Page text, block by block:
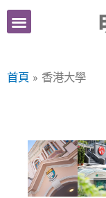
跳
內首頁 香港大學